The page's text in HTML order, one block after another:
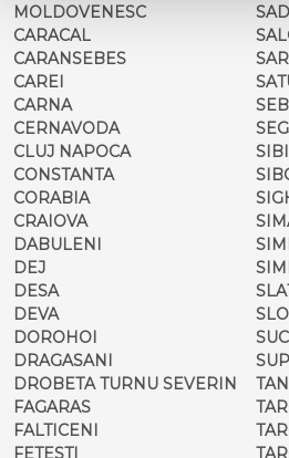
MOLDOVENESC
CARACAL
CARANSEBES
CAREI
CARNA
CERNAVODA
CLUJ NAPOCA
CONSTANTA
CORABIA
CRAIOVA
DABULENI
DEJ
DESA
DEVA
DOROHOI
DRAGASANI
DROBETA TURNU SEVERIN
FAGARAS
FALTICENI
FETESTI